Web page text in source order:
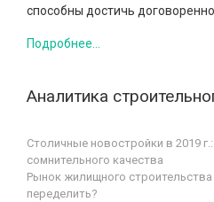
способны достичь
Подробнее…
Аналитика
Столичные новостройки в 2019
сомнительного качества
Рынок жилищного
переделить?